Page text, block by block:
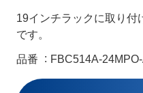
19インチラックに取り付
です。
品番 FBC514A-